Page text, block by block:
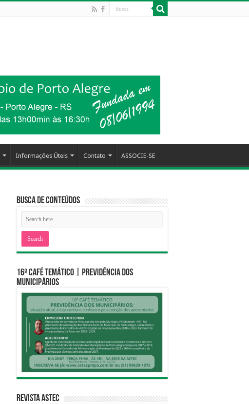
Informações Úteis Contato ASSOCIE-SE
Busca de Conteúdos
16º CAFÉ TEMÁTICO | PREVIDÊNCIA DOS
MUNICIPÁRIOS
Revista Astec